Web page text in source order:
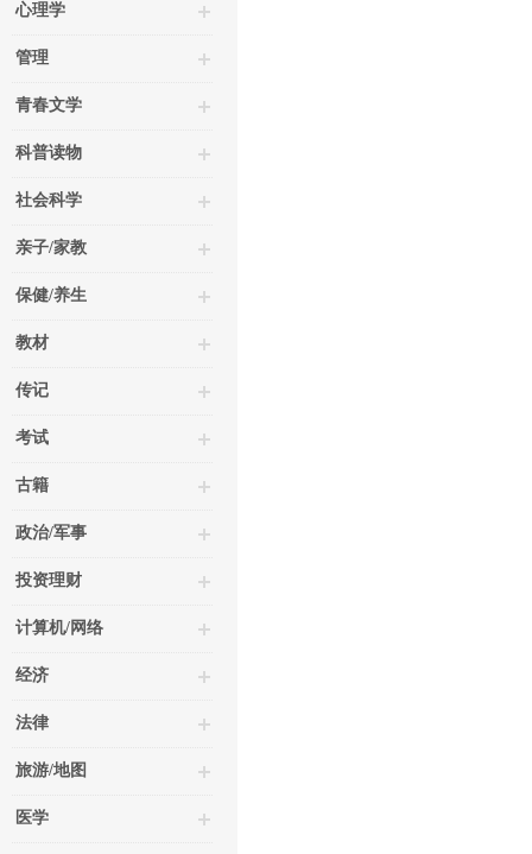
心理学
管理
青春文学
科普读物
社会科学
亲子/家教
保健/养生
教材
传记
考试
古籍
政治/军事
投资理财
计算机/网络
经济
法律
旅游/地图
医学